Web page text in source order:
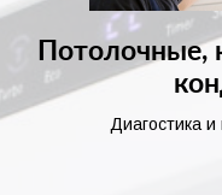
Потолочные,
Диагостика